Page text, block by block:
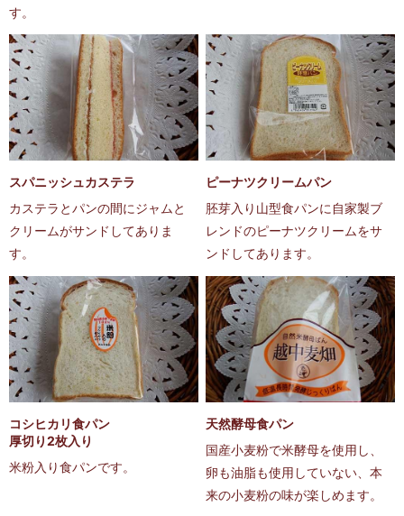
す。
スパニッシュカステラ
カステラとパンの間にジャムと
クリームがサンドしてありま
す。
ピーナツクリームパン
胚芽入り山型食パンに自家製ブ
レンドのピーナツクリームをサ
ンドしてあります。
コシヒカリ食パン
厚切り2枚入り
米粉入り食パンです。
天然酵母食パン
国産小麦粉で米酵母を使用し、
卵も油脂も使用していない、本
来の小麦粉の味が楽しめます。